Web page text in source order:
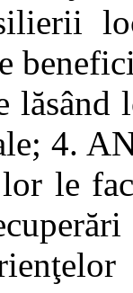
lăsând
4.
le